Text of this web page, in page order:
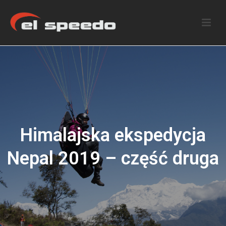
Himalajska ekspedycja
Nepal 2019 – część druga